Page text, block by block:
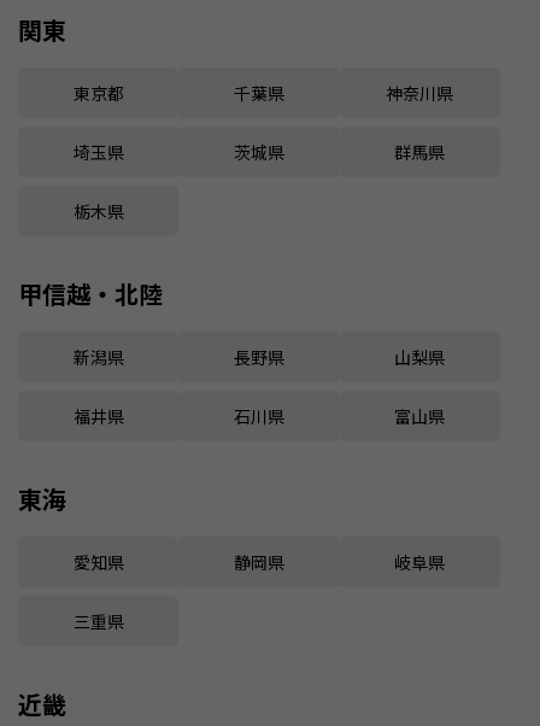
関東
東京都 千葉県 神奈川県
埼玉県 茨城県 群馬県
栃木県
甲信越・北陸
新潟県 長野県 山梨県
福井県 石川県 富山県
東海
愛知県 静岡県 岐阜県
三重県
近畿